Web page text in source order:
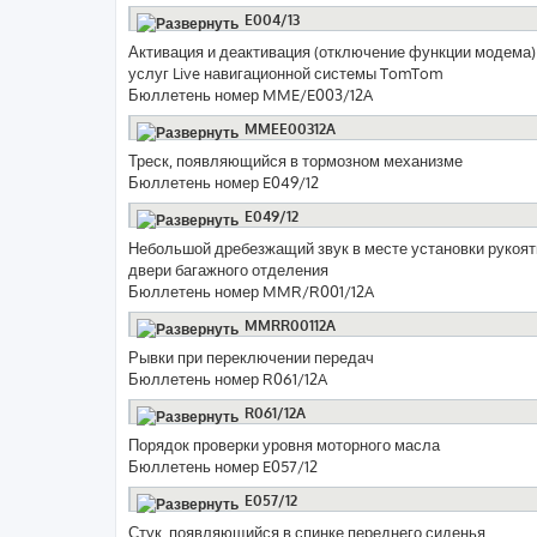
E004/13
Активация и деактивация (отключение функции модема)
услуг Live навигационной системы TomTom
Бюллетень номер MME/E003/12A
MMEE00312A
Треск, появляющийся в тормозном механизме
Бюллетень номер E049/12
E049/12
Небольшой дребезжащий звук в месте установки
двери багажного отделения
Бюллетень номер MMR/R001/12A
MMRR00112A
Рывки при переключении передач
Бюллетень номер R061/12A
R061/12A
Порядок проверки уровня моторного масла
Бюллетень номер E057/12
E057/12
Стук, появляющийся в спинке переднего сиденья